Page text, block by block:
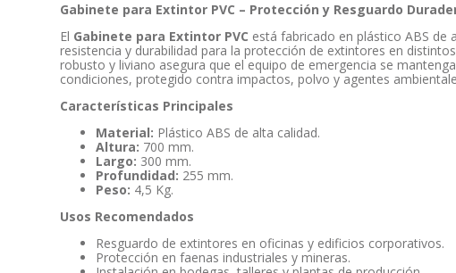
Gabinete para Extintor PVC – Protección y Resguardo
El Gabinete para Extintor PVC está fabricado en plástico ABS de
resistencia y durabilidad para la protección de extintores en
robusto y liviano asegura que el equipo de emergencia se
condiciones, protegido contra impactos, polvo y agentes
Características Principales
Material: Plástico ABS de alta calidad.
Altura: 700 mm.
Largo: 300 mm.
Profundidad: 255 mm.
Peso: 4,5 Kg.
Usos Recomendados
Resguardo de extintores en oficinas y edificios corporativos.
Protección en faenas industriales y mineras.